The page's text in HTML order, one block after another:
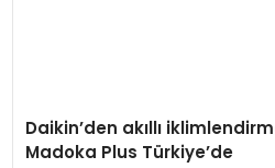
Daikin’den akıllı
Madoka Plus Türkiye’de